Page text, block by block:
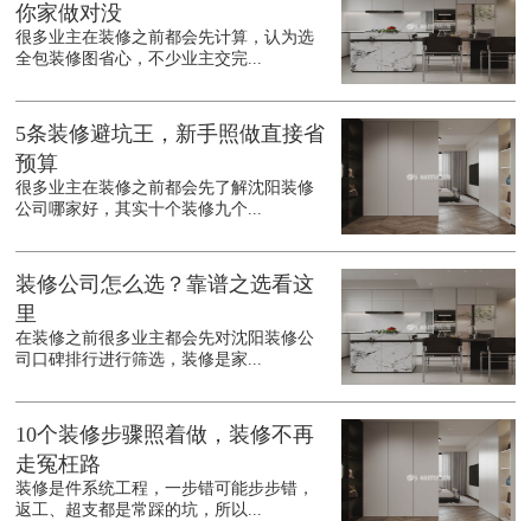
你家做对没
很多业主在装修之前都会先计算，认为选
全包装修图省心，不少业主交完...
5条装修避坑王，新手照做直接省
预算
很多业主在装修之前都会先了解沈阳装修
公司哪家好，其实十个装修九个...
装修公司怎么选？靠谱之选看这
里
在装修之前很多业主都会先对沈阳装修公
司口碑排行进行筛选，装修是家...
10个装修步骤照着做，装修不再
走冤枉路
装修是件系统工程，一步错可能步步错，
返工、超支都是常踩的坑，所以...